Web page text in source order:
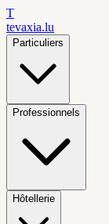
T
tevaxia.lu
Particuliers
Professionnels
Hôtellerie